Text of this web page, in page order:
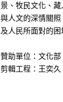
景、牧民文化、
與人文的深情關
及人民所面對的困
贊助單位：文化部
剪輯工程：王奕久